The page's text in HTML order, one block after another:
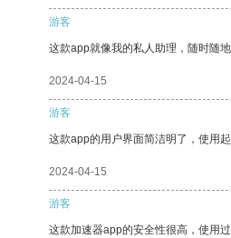
游客
这款app就像我的私人助理，随时随地
2024-04-15
游客
这款app的用户界面简洁明了，使用
2024-04-15
游客
这款加速器app的安全性很高，使用